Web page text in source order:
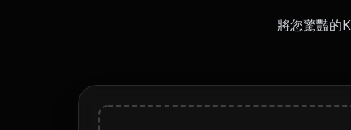
將您驚豔的